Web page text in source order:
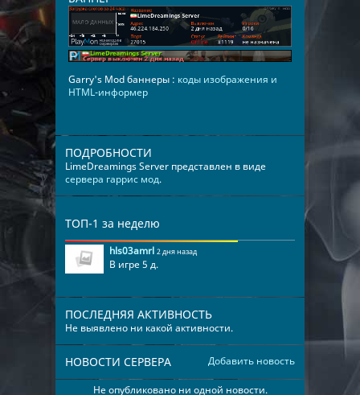
Garry's Mod баннеры : коды изображения и
HTML-информер
ПОДРОБНОСТИ
LimeDreamings Server представлен в виде
сервера гаррис мод.
ТОП-1 за неделю
hls03amrl 2 дня назад
В игре 5 д.
ПОСЛЕДНЯЯ АКТИВНОСТЬ
Не выявлено ни какой активности.
Добавить новость
НОВОСТИ СЕРВЕРА
Не опубликовано ни одной новости.